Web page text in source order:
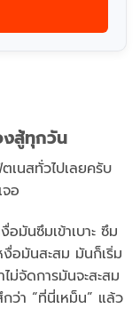
งสู้ทุกวัน
เนสทั่วไปเลยครับ
อ
มันซึมเข้าเบาะ ซึม
งื่อมันสะสม มันก็เริ่ม
จัดการมันจะสะสม
ว่า “ที่นี่เหม็น” แล้ว